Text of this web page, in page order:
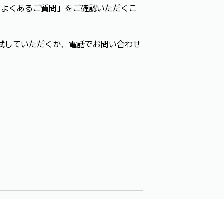
くあるご質問」をご確認いただくこ
ていただくか、電話でお問い合わせ